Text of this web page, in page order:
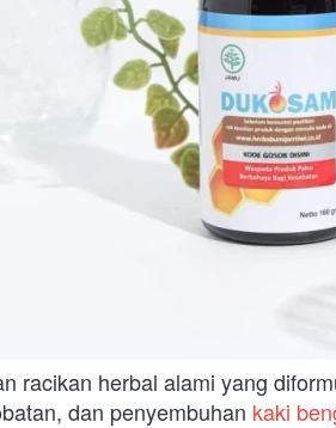
racikan herbal alami yang
dan penyembuhan kaki